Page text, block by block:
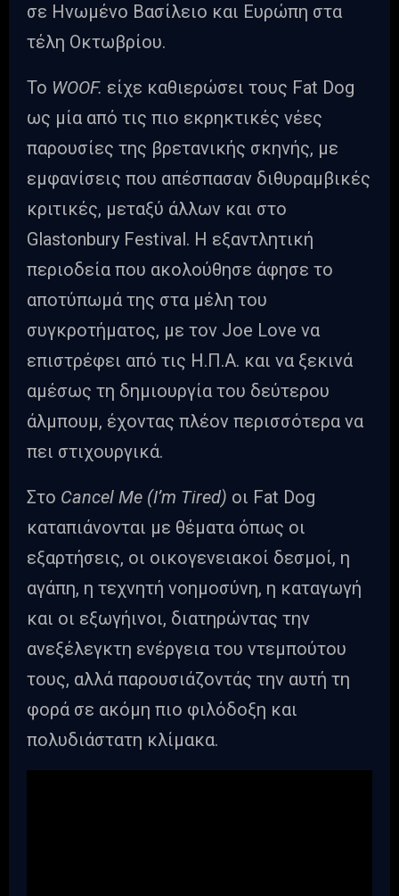
σε Ηνωμένο Βασίλειο και Ευρώπη στα
τέλη Οκτωβρίου.
Το WOOF. είχε καθιερώσει τους Fat Dog
ως μία από τις πιο εκρηκτικές νέες
παρουσίες της βρετανικής σκηνής, με
εμφανίσεις που απέσπασαν διθυραμβικές
κριτικές, μεταξύ άλλων και στο
Glastonbury Festival. Η εξαντλητική
περιοδεία που ακολούθησε άφησε το
αποτύπωμά της στα μέλη του
συγκροτήματος, με τον Joe Love να
επιστρέφει από τις Η.Π.Α. και να ξεκινά
αμέσως τη δημιουργία του δεύτερου
άλμπουμ, έχοντας πλέον περισσότερα να
πει στιχουργικά.
Στο Cancel Me (I’m Tired) οι Fat Dog
καταπιάνονται με θέματα όπως οι
εξαρτήσεις, οι οικογενειακοί δεσμοί, η
αγάπη, η τεχνητή νοημοσύνη, η καταγωγή
και οι εξωγήινοι, διατηρώντας την
ανεξέλεγκτη ενέργεια του ντεμπούτου
τους, αλλά παρουσιάζοντάς την αυτή τη
φορά σε ακόμη πιο φιλόδοξη και
πολυδιάστατη κλίμακα.